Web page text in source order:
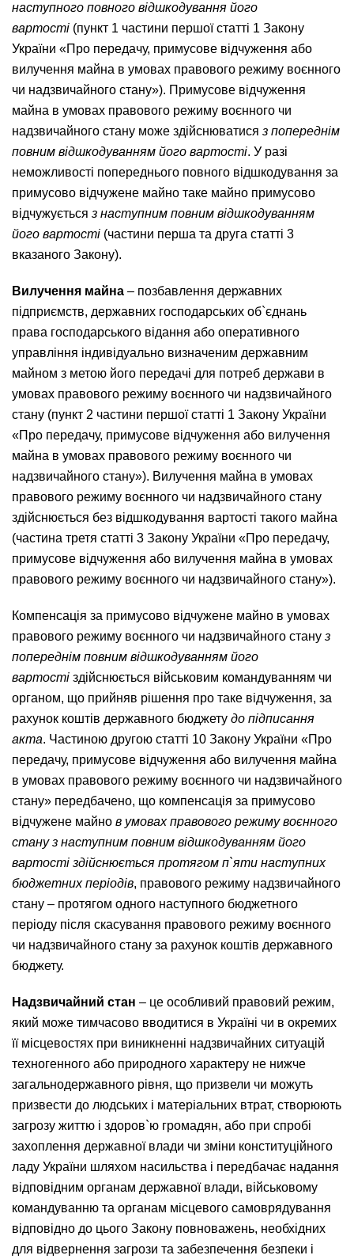
наступного повного відшкодування його
вартості (пункт 1 частини першої статті 1 Закону
України «Про передачу, примусове відчуження або
вилучення майна в умовах правового режиму воєнного
чи надзвичайного стану»). Примусове відчуження
майна в умовах правового режиму воєнного чи
надзвичайного стану може здійснюватися з попереднім
повним відшкодуванням його вартості. У разі
неможливості попереднього повного відшкодування за
примусово відчужене майно таке майно примусово
відчужується з наступним повним відшкодуванням
його вартості (частини перша та друга статті 3
вказаного Закону).
Вилучення майна – позбавлення державних
підприємств, державних господарських об`єднань
права господарського відання або оперативного
управління індивідуально визначеним державним
майном з метою його передачі для потреб держави в
умовах правового режиму воєнного чи надзвичайного
стану (пункт 2 частини першої статті 1 Закону України
«Про передачу, примусове відчуження або вилучення
майна в умовах правового режиму воєнного чи
надзвичайного стану»). Вилучення майна в умовах
правового режиму воєнного чи надзвичайного стану
здійснюється без відшкодування вартості такого майна
(частина третя статті 3 Закону України «Про передачу,
примусове відчуження або вилучення майна в умовах
правового режиму воєнного чи надзвичайного стану»).
Компенсація за примусово відчужене майно в умовах
правового режиму воєнного чи надзвичайного стану з
попереднім повним відшкодуванням його
вартості здійснюється військовим командуванням чи
органом, що прийняв рішення про таке відчуження, за
рахунок коштів державного бюджету до підписання
акта. Частиною другою статті 10 Закону України «Про
передачу, примусове відчуження або вилучення майна
в умовах правового режиму воєнного чи надзвичайного
стану» передбачено, що компенсація за примусово
відчужене майно в умовах правового режиму воєнного
стану з наступним повним відшкодуванням його
вартості здійснюється протягом п`яти наступних
бюджетних періодів, правового режиму надзвичайного
стану – протягом одного наступного бюджетного
періоду після скасування правового режиму воєнного
чи надзвичайного стану за рахунок коштів державного
бюджету.
Надзвичайний стан – це особливий правовий режим,
який може тимчасово вводитися в Україні чи в окремих
її місцевостях при виникненні надзвичайних ситуацій
техногенного або природного характеру не нижче
загальнодержавного рівня, що призвели чи можуть
призвести до людських і матеріальних втрат, створюють
загрозу життю і здоров`ю громадян, або при спробі
захоплення державної влади чи зміни конституційного
ладу України шляхом насильства і передбачає надання
відповідним органам державної влади, військовому
командуванню та органам місцевого самоврядування
відповідно до цього Закону повноважень, необхідних
для відвернення загрози та забезпечення безпеки і